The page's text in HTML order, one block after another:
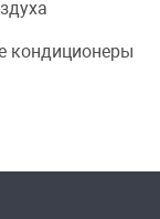
кондиционеры